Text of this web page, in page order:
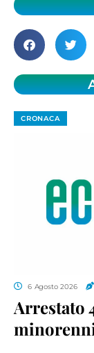
CRONACA
6 Agosto 2026
Arrestato